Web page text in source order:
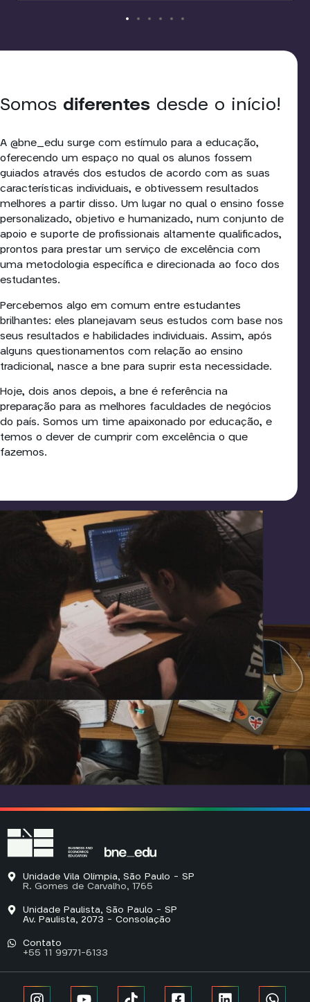
Somos diferentes desde o início!
A @bne_edu surge com estímulo para a educação,
oferecendo um espaço no qual os alunos fossem
guiados através dos estudos de acordo com as suas
características individuais, e obtivessem resultados
melhores a partir disso. Um lugar no qual o ensino fosse
personalizado, objetivo e humanizado, num conjunto de
apoio e suporte de profissionais altamente qualificados,
prontos para prestar um serviço de excelência com
uma metodologia específica e direcionada ao foco dos
estudantes.
Percebemos algo em comum entre estudantes
brilhantes: eles planejavam seus estudos com base nos
seus resultados e habilidades individuais. Assim, após
alguns questionamentos com relação ao ensino
tradicional, nasce a bne para suprir esta necessidade.
Hoje, dois anos depois, a bne é referência na
preparação para as melhores faculdades de negócios
do país. Somos um time apaixonado por educação, e
temos o dever de cumprir com excelência o que
fazemos.
Unidade Vila Olímpia, São Paulo - SP
R. Gomes de Carvalho, 1765
Unidade Paulista, São Paulo - SP
Av. Paulista, 2073 - Consolação
Contato
+55 11 99771-6133​